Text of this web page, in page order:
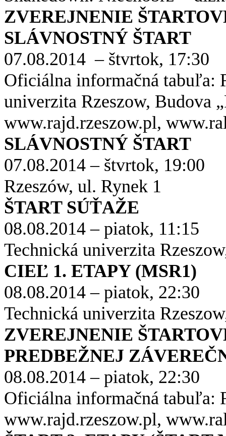
ZVEREJNENIE
SLÁVNOSTNÝ ŠTART
07.08.2014 – štvrtok, 17:30
Oficiálna informačná tabuľa:
univerzita Rzeszow, Budova
www.rajd.rzeszow.pl,
SLÁVNOSTNÝ ŠTART
07.08.2014 – štvrtok, 19:00
Rzeszów, ul. Rynek 1
ŠTART SÚŤAŽE
08.08.2014 – piatok, 11:15
Technická univerzita
CIEĽ 1. ETAPY (MSR1)
08.08.2014 – piatok, 22:30
Technická univerzita
ZVEREJNENIE
PREDBEŽNEJ
08.08.2014 – piatok, 22:30
Oficiálna informačná tabuľa:
www.rajd.rzeszow.pl,